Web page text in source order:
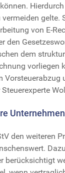
vermeiden
von E-
den
dem
vorliegen
den weiteren
berücksichtigt